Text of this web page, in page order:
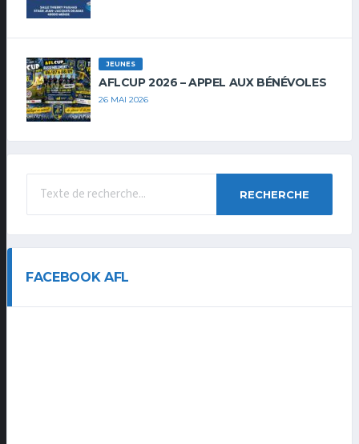
JEUNES
AFLCUP 2026 – APPEL AUX BÉNÉVOLES
26 MAI 2026
RECHERCHE
FACEBOOK AFL